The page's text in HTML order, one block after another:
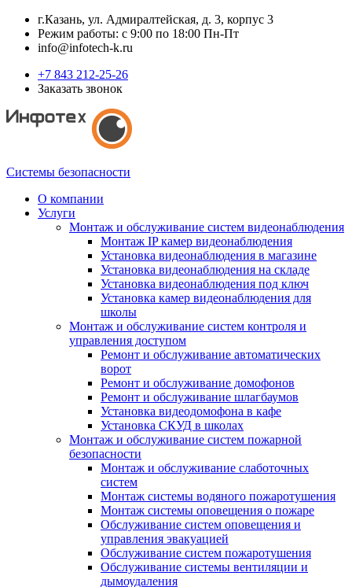
г.Казань, ул. Адмиралтейская, д. 3, корпус 3
Режим работы: с 9:00 по 18:00 Пн-Пт
info@infotech-k.ru
+7 843 212-25-26
Заказать звонок
Системы безопасности
О компании
Услуги
Монтаж и обслуживание систем видеонаблюдения
Монтаж IP камер видеонаблюдения
Установка видеонаблюдения в магазине
Установка видеонаблюдения на складе
Установка видеонаблюдения под ключ
Установка камер видеонаблюдения для
школы
Монтаж и обслуживание систем контроля и
управления доступом
Ремонт и обслуживание автоматических
ворот
Ремонт и обслуживание домофонов
Ремонт и обслуживание шлагбаумов
Установка видеодомофона в кафе
Установка СКУД в школах
Монтаж и обслуживание систем пожарной
безопасности
Монтаж и обслуживание слаботочных
систем
Монтаж системы водяного пожаротушения
Монтаж системы оповещения о пожаре
Обслуживание систем оповещения и
управления эвакуацией
Обслуживание систем пожаротушения
Обслуживание системы вентиляции и
дымоудаления